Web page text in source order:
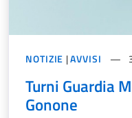
NOTIZIE |AVVISI
Turni Guardia
Gonone